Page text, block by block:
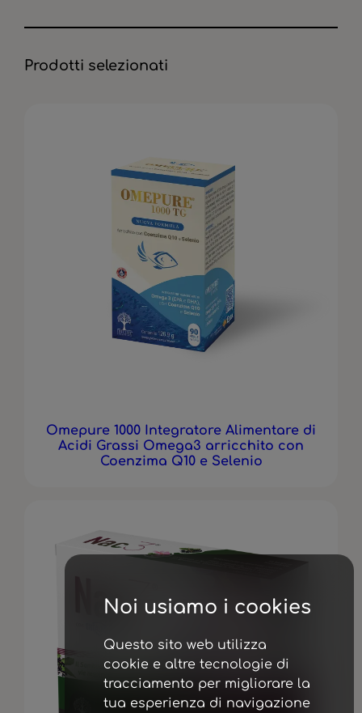
Noi usiamo i cookies
Questo sito web utilizza
cookie e altre tecnologie di
tracciamento per migliorare la
tua esperienza di navigazione
Prodotti selezionati
Omepure 1000 Integratore Alimentare di
Acidi Grassi Omega3 arricchito con
Coenzima Q10 e Selenio